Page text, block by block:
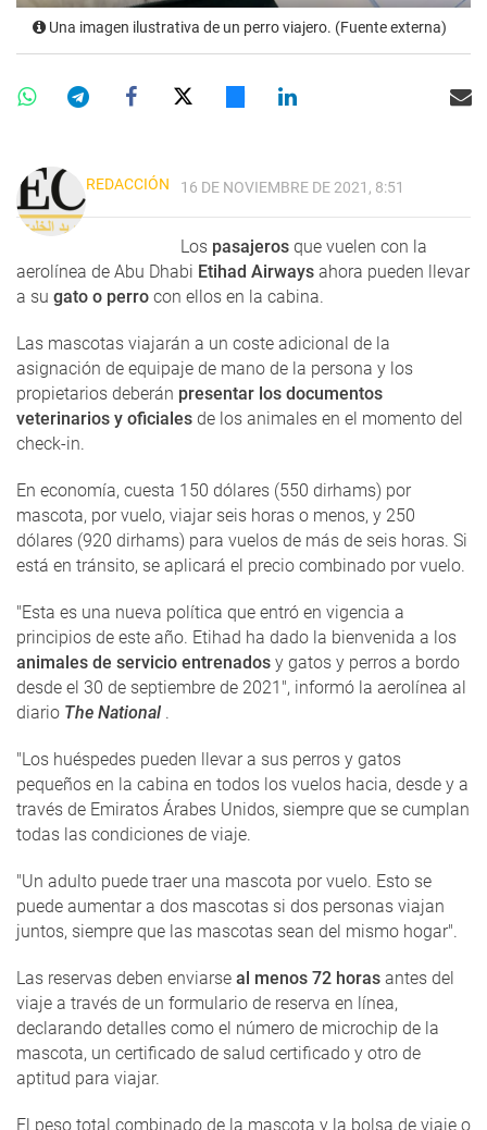
Una imagen ilustrativa de un perro viajero. (Fuente externa)
REDACCIÓN 16 DE NOVIEMBRE DE 2021, 8:51
Los pasajeros que vuelen con la
aerolínea de Abu Dhabi Etihad Airways ahora pueden llevar
a su gato o perro con ellos en la cabina.
Las mascotas viajarán a un coste adicional de la
asignación de equipaje de mano de la persona y los
propietarios deberán presentar los documentos
veterinarios y oficiales de los animales en el momento del
check-in.
En economía, cuesta 150 dólares (550 dirhams) por
mascota, por vuelo, viajar seis horas o menos, y 250
dólares (920 dirhams) para vuelos de más de seis horas. Si
está en tránsito, se aplicará el precio combinado por vuelo.
"Esta es una nueva política que entró en vigencia a
principios de este año. Etihad ha dado la bienvenida a los
animales de servicio entrenados y gatos y perros a bordo
desde el 30 de septiembre de 2021", informó la aerolínea al
diario The National .
"Los huéspedes pueden llevar a sus perros y gatos
pequeños en la cabina en todos los vuelos hacia, desde y a
través de Emiratos Árabes Unidos, siempre que se cumplan
todas las condiciones de viaje.
"Un adulto puede traer una mascota por vuelo. Esto se
puede aumentar a dos mascotas si dos personas viajan
juntos, siempre que las mascotas sean del mismo hogar".
Las reservas deben enviarse al menos 72 horas antes del
viaje a través de un formulario de reserva en línea,
declarando detalles como el número de microchip de la
mascota, un certificado de salud certificado y otro de
aptitud para viajar.
El peso total combinado de la mascota y la bolsa de viaje o